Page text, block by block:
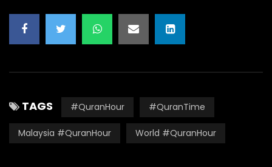
TAGS #QuranHour #QuranTime
Malaysia #QuranHour World #QuranHour